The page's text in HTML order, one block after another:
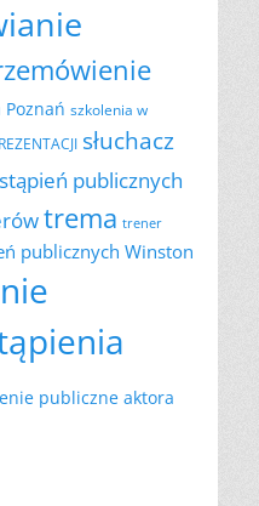
szkolenia w
słuchacz
publicznych
trema trener
publicznych Winston
publiczne aktora